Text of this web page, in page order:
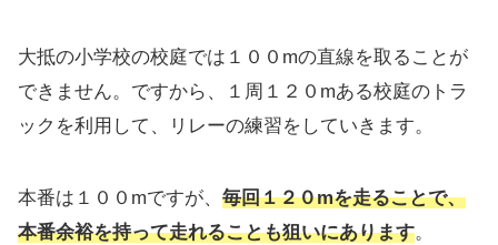
大抵の小学校の校庭では１００mの直線を取ることが
できません。ですから、１周１２０mある校庭のトラ
ックを利用して、リレーの練習をしていきます。
本番は１００mですが、 毎回１２０mを走ることで、
本番余裕を持って走れることも狙いにあります。